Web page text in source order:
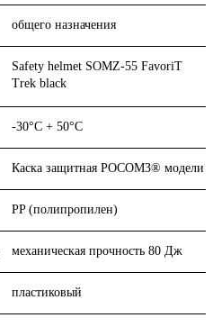
общего назначения
Safety helmet SOMZ-55 FavoriT
Trek black
-30°C + 50°C
Каска защитная РОСОМЗ® модели
PP (полипропилен)
механическая прочность 80 Дж
пластиковый